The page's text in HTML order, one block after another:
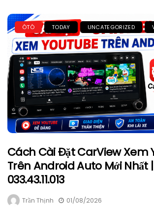
ÔTÔ TODAY UNCATEGORIZED
Cách Cài Đặt CarView Xem
Trên Android Auto Mới Nhất
033.43.11.013
Trần Thịnh 01/08/2026